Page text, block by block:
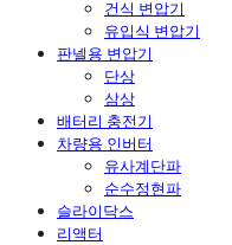
건식 변압기
유입식 변압기
판넬용 변압기
단상
삼상
배터리 충전기
차량용 인버터
유사계단파
순수정현파
슬라이닥스
리액터